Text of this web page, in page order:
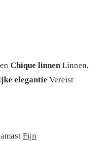
Chique linnenLinnen,
elegantie Vereist
Fijn